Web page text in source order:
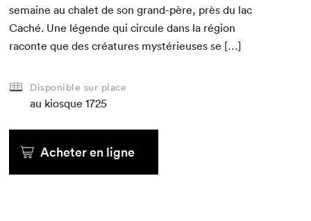
semaine au chalet de son grand-père, près du lac
Caché. Une légende qui cir­cule dans la région
racon­te que des créa­tures mys­térieuses se […]
Disponible sur place
au kiosque 1725
Acheter en ligne